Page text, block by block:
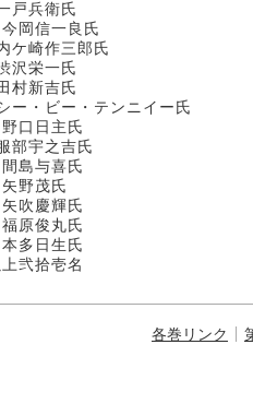
兵衛氏
信一良氏
崎作三郎氏
栄一氏
新吉氏
ビー・テンニイー氏
日主氏
宇之吉氏
与喜氏
野茂氏
慶輝氏
原俊丸氏
日生氏
壱名
各巻リンク